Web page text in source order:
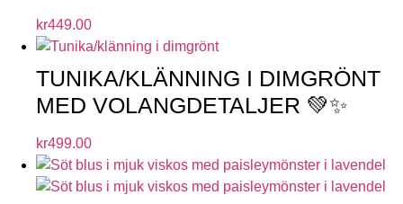
kr449.00
TUNIKA/KLÄNNING I DIMGRÖNT
MED VOLANGDETALJER 💚✨
kr499.00